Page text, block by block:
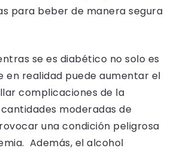
para beber de manera segura
se es diabético no solo es
en realidad puede aumentar el
complicaciones de la
moderadas de
una condición peligrosa
Además, el alcohol